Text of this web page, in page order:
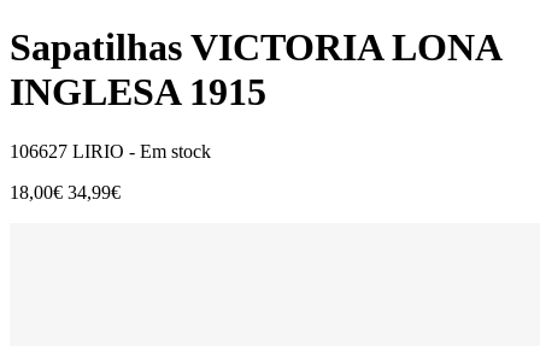
Sapatilhas VICTORIA LONA
INGLESA 1915
106627 LIRIO - Em stock
18,00€ 34,99€